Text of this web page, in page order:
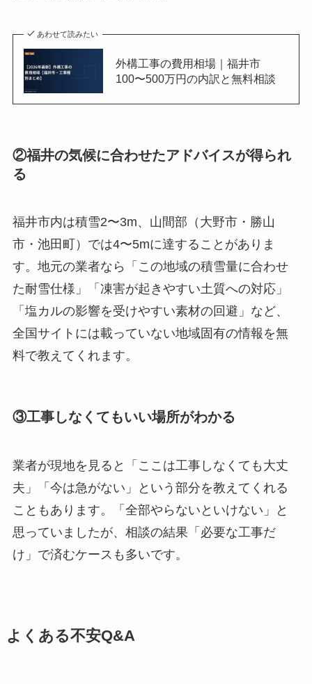
あわせて読みたい
外構工事の費用相場｜福井市
100〜500万円の内訳と無料相談
②福井の気候に合わせたアドバイスが得られ
る
福井市内は積雪2〜3m、山間部（大野市・勝山
市・池田町）では4〜5mに達することがありま
す。地元の業者なら「この地域の積雪量に合わせ
た耐雪仕様」「凍害が起きやすい土質への対応」
「塩カルの影響を受けやすい素材の回避」など、
全国サイトには載っていない地域固有の情報を無
料で教えてくれます。
③工事しなくてもいい場所がわかる
業者が現地を見ると「ここは工事しなくても大丈
夫」「今は急がない」という部分を教えてくれる
こともあります。「全部やらないといけない」と
思っていましたが、相談の結果「必要な工事だ
け」で済むケースも多いです。
よくある不安Q&A